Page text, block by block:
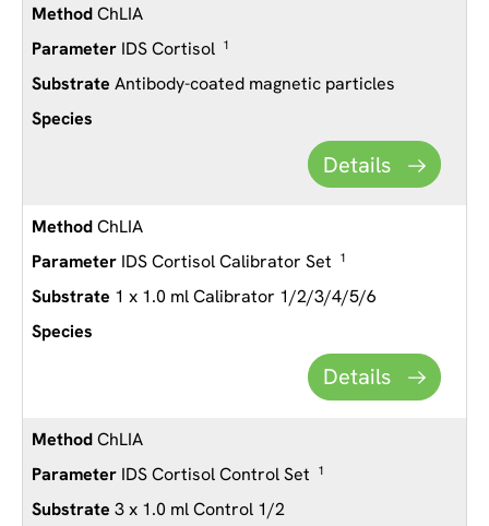
ChLIA
IDS Cortisol 1
Antibody-coated magnetic particles
Details
ChLIA
IDS Cortisol Calibrator Set
1
1 x 1.0 ml Calibrator 1/2/3/4/5/6
Details
ChLIA
IDS Cortisol Control Set
1
3 x 1.0 ml Control 1/2